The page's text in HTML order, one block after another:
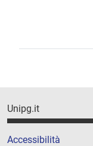
Unipg.it
Accessibilità